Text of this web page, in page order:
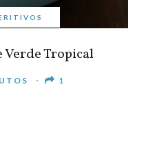
Verde Tropical
1